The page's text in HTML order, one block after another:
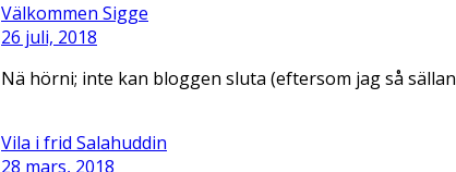
Välkommen Sigge
26 juli, 2018
Nä hörni; inte kan bloggen sluta (eftersom jag så
Vila i frid Salahuddin
28 mars, 2018